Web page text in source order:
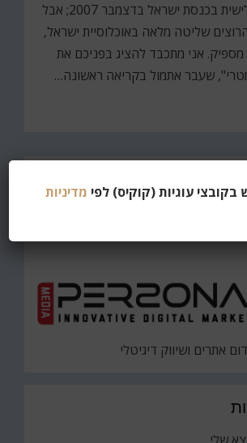
בקריאה שנייה ושלישית בכנסת ישראל בדצמבר 2007; אבל
שליטה מלאה באוכלוסיית ישראל,
אני מתכבד להציג בפניכם את
שעבר אתמול בקריאה ראשונה…
אתרים ושיווק דיגיטלי
עוגיות (קוקיס) לפי מדיניות